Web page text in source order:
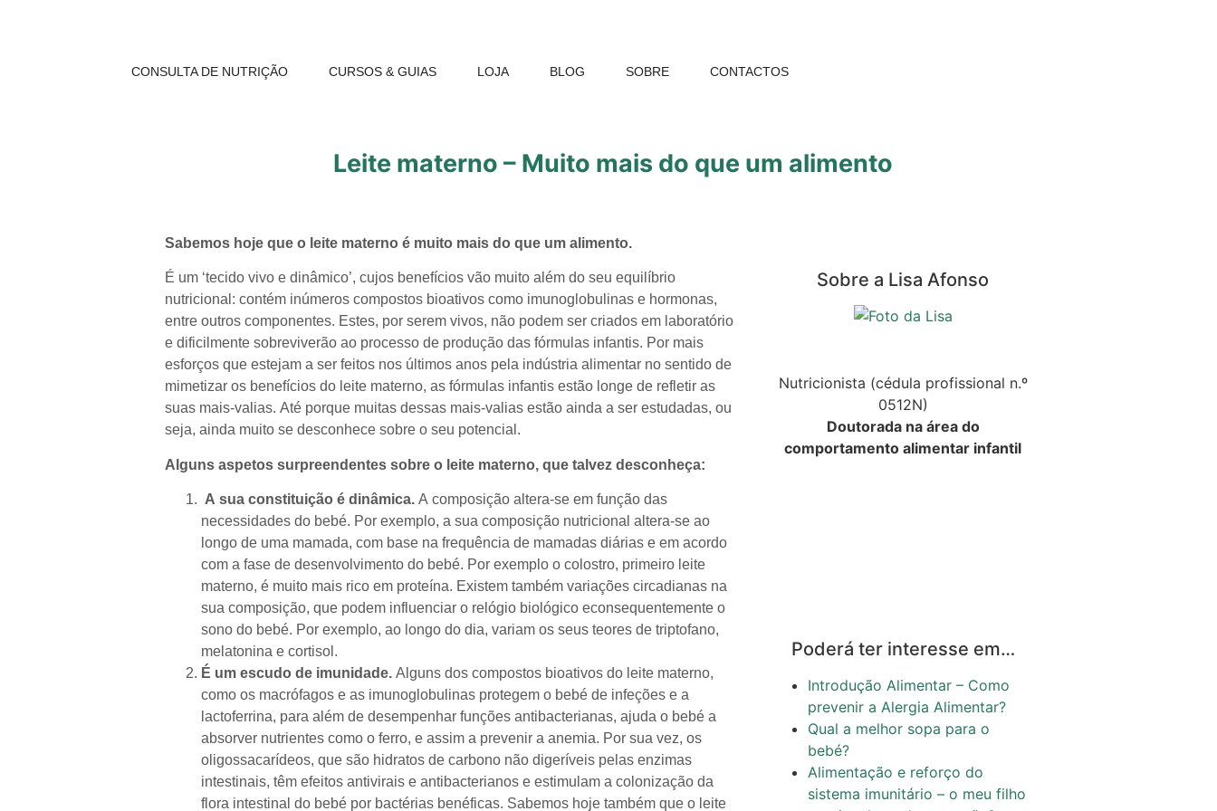
CONSULTA DE NUTRIÇÃO CURSOS & GUIAS LOJA BLOG SOBRE CONTACTOS
Leite materno – Muito mais do que um alimento
Sabemos hoje que o leite materno é muito mais do que um alimento.
É um ‘tecido vivo e dinâmico’, cujos benefícios vão muito além do seu equilíbrio
nutricional: contém inúmeros compostos bioativos como imunoglobulinas e hormonas,
entre outros componentes. Estes, por serem vivos, não podem ser criados em laboratório
e dificilmente sobreviverão ao processo de produção das fórmulas infantis. Por mais
esforços que estejam a ser feitos nos últimos anos pela indústria alimentar no sentido de
mimetizar os benefícios do leite materno, as fórmulas infantis estão longe de refletir as
suas mais-valias. Até porque muitas dessas mais-valias estão ainda a ser estudadas, ou
seja, ainda muito se desconhece sobre o seu potencial.
Alguns aspetos surpreendentes sobre o leite materno, que talvez desconheça:
A sua constituição é dinâmica. A composição altera-se em função das
necessidades do bebé. Por exemplo, a sua composição nutricional altera-se ao
longo de uma mamada, com base na frequência de mamadas diárias e em acordo
com a fase de desenvolvimento do bebé. Por exemplo o colostro, primeiro leite
materno, é muito mais rico em proteína. Existem também variações circadianas na
sua composição, que podem influenciar o relógio biológico econsequentemente o
sono do bebé. Por exemplo, ao longo do dia, variam os seus teores de triptofano,
melatonina e cortisol.
É um escudo de imunidade. Alguns dos compostos bioativos do leite materno,
como os macrófagos e as imunoglobulinas protegem o bebé de infeções e a
lactoferrina, para além de desempenhar funções antibacterianas, ajuda o bebé a
absorver nutrientes como o ferro, e assim a prevenir a anemia. Por sua vez, os
oligossacarídeos, que são hidratos de carbono não digeríveis pelas enzimas
intestinais, têm efeitos antivirais e antibacterianos e estimulam a colonização da
flora intestinal do bebé por bactérias benéficas. Sabemos hoje também que o leite
Sobre a Lisa Afonso
Nutricionista (cédula profissional n.º
0512N)
Doutorada na área do
comportamento alimentar infantil
Poderá ter interesse em…
Introdução Alimentar – Como
prevenir a Alergia Alimentar?
Qual a melhor sopa para o
bebé?
Alimentação e reforço do
sistema imunitário – o meu filho